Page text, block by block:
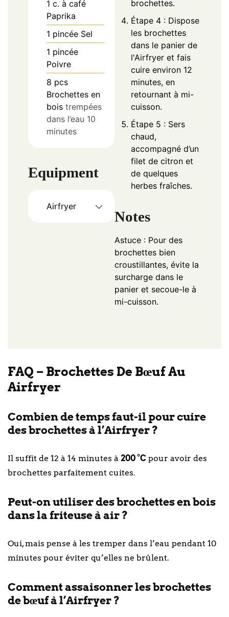
1 c. à café
Paprika
1 pincée Sel
1 pincée
Poivre
8 pcs
Brochettes en
bois trempées
dans l’eau 10
minutes
Equipment
Airfryer
brochettes.
Étape 4 : Dispose
les brochettes
dans le panier de
l'Airfryer et fais
cuire environ 12
minutes, en
retournant à mi-
cuisson.
Étape 5 : Sers
chaud,
accompagné d’un
filet de citron et
de quelques
herbes fraîches.
Notes
Astuce : Pour des
brochettes bien
croustillantes, évite la
surcharge dans le
panier et secoue-le à
mi-cuisson.
FAQ – Brochettes De Bœuf Au
Airfryer
Combien de temps faut-il pour cuire
des brochettes à l’Airfryer ?
Il suffit de 12 à 14 minutes à 200 °C pour avoir des
brochettes parfaitement cuites.
Peut-on utiliser des brochettes en bois
dans la friteuse à air ?
Oui, mais pense à les tremper dans l’eau pendant 10
minutes pour éviter qu’elles ne brûlent.
Comment assaisonner les brochettes
de bœuf à l’Airfryer ?